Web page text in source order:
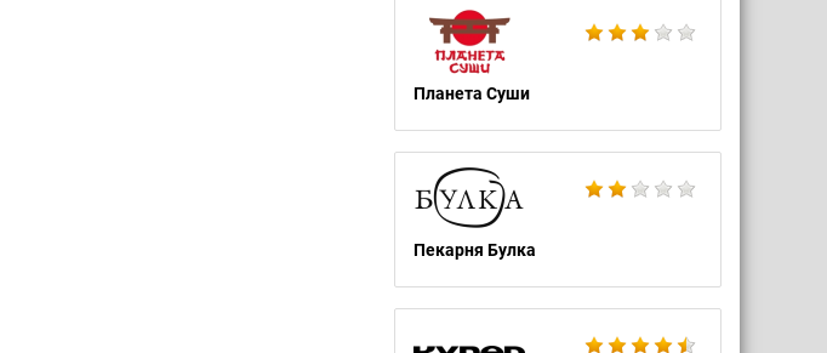
Планета Суши
Пекарня Булка